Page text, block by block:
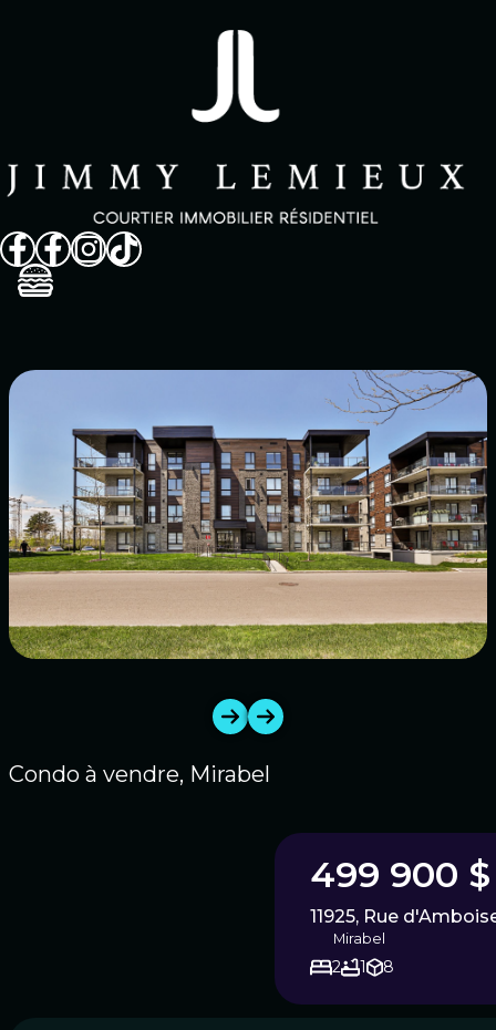
À propos
Avis clients
514 825-9488
1/46
Condo à vendre, Mirabel
499 900 $
11925, Rue
Mirabel
2 1 8